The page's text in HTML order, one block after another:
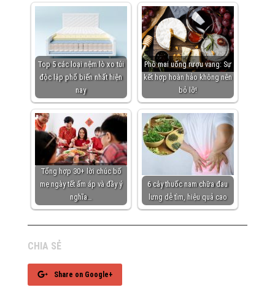
Top 5 các loại nệm lò xo túi
độc lập phổ biến nhất hiện
nay
Phô mai uống rượu vang: Sự
kết hợp hoàn hảo không nên
bỏ lỡ!
Tổng hợp 30+ lời chúc bố
mẹ ngày tết ấm áp và đầy ý
nghĩa…
6 cây thuốc nam chữa đau
lưng dễ tìm, hiệu quả cao
CHIA SẺ
Share on Google+